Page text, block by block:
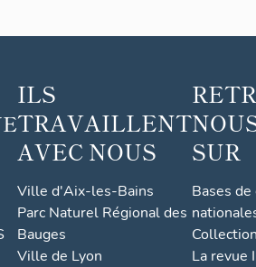
ILS
TRAVAILLENT
AVEC NOUS
Ville d'Aix-les-Bains
Parc Naturel Régional des
Bauges
Ville de Lyon
SUR
Bases
La revue